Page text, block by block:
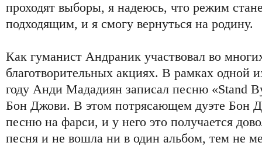
проходят выборы, я надеюсь, что режим
подходящим, и я смогу вернуться на родину.
Как гуманист Андраник участвовал во
благотворительных акциях. В рамках одной
году Анди Мададиян записал песню «Stand
Бон Джови. В этом потрясающем дуэте Бон
песню на фарси, и у него это получается
песня и не вошла ни в один альбом, тем не